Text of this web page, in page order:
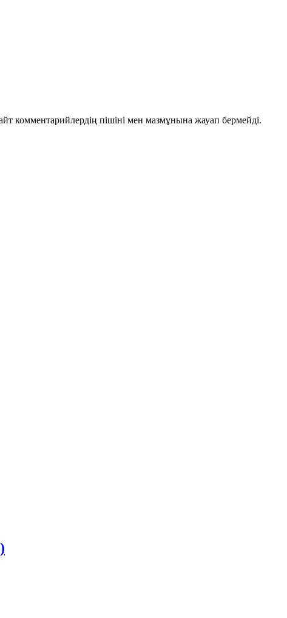
комментарийлердің пішіні мен мазмұнына жауап бермейді.